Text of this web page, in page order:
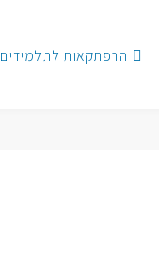
הרפתקאות לתלמידים